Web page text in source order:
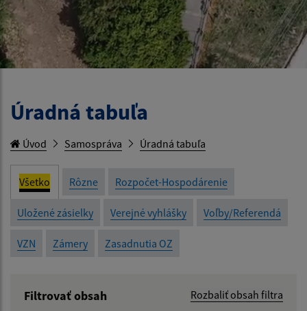
Úradná tabuľa
Úvod Samospráva Úradná tabuľa
Všetko Rôzne Rozpočet-Hospodárenie
Uložené zásielky Verejné vyhlášky Voľby/Referendá
VZN Zámery Zasadnutia OZ
Filtrovať obsah Rozbaliť obsah filtra